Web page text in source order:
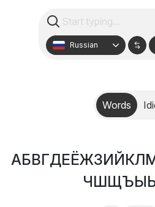
Russian
Words
АБВГДЕЁЖЗИЙКЛ
ЧШЩЪЫ